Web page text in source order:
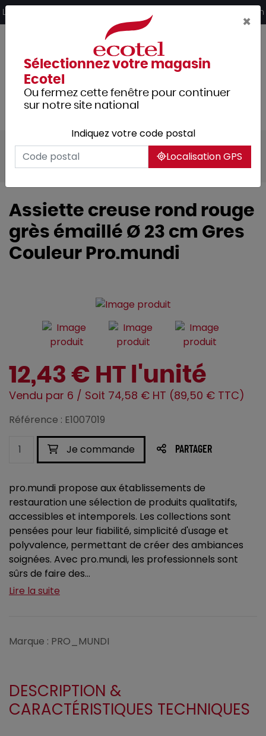
Livraison offerte dès 249€ HT d’achat et retrait 2h en magasin
Tous les produits
Arts de la table
Vaisselle
Assiette creuse rond rouge
grès émaillé Ø 23 cm Gres
Couleur Pro.mundi
12,43 € HT l'unité
Vendu par 6 / Soit 74,58 € HT (89,50 € TTC)
Référence : E1007019
Je commande PARTAGER
pro.mundi propose aux établissements de
restauration une sélection de produits qualitatifs,
accessibles et intemporels. Les collections sont
pensées pour leur fiabilité, simplicité d'usage et
polyvalence, permettant de créer des ambiances
soignées. Avec pro.mundi, les professionnels sont
sûrs de faire des...
Lire la suite
Marque : PRO_MUNDI
DESCRIPTION &
CARACTÉRISTIQUES TECHNIQUES
×
Sélectionnez votre magasin
Ecotel
Ou fermez cette fenêtre pour continuer
sur notre site national
Indiquez votre code postal
Localisation GPS
Panneau de gestion des cookies